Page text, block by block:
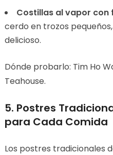
Costillas al vapor con
cerdo en trozos
delicioso.
Dónde probarlo: Tim Ho
Teahouse.
5. Postres
para Cada Comida
Los postres tradicionales